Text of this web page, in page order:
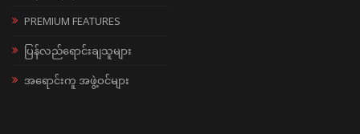
PREMIUM FEATURES
ပြန်လည်ရောင်းချသူများ
အရောင်းကူ အဖွဲ့ဝင်များ